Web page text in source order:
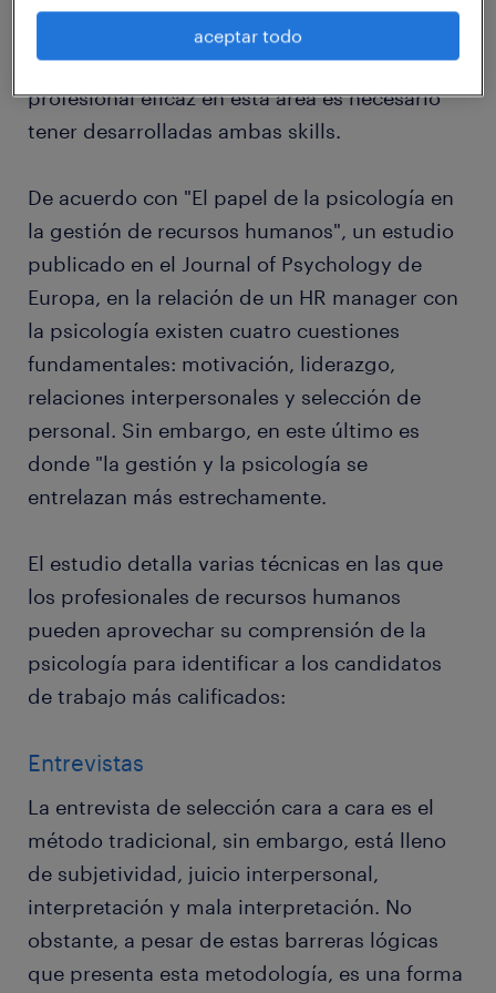
habilidades involucradas: administración y
psicología, por lo tanto, para ser un
profesional eficaz en esta área es necesario
tener desarrolladas ambas skills.
De acuerdo con "El papel de la psicología en
la gestión de recursos humanos", un estudio
publicado en el Journal of Psychology de
Europa, en la relación de un HR manager con
la psicología existen cuatro cuestiones
fundamentales: motivación, liderazgo,
relaciones interpersonales y selección de
personal. Sin embargo, en este último es
donde "la gestión y la psicología se
entrelazan más estrechamente.
El estudio detalla varias técnicas en las que
los profesionales de recursos humanos
pueden aprovechar su comprensión de la
psicología para identificar a los candidatos
de trabajo más calificados:
Entrevistas
La entrevista de selección cara a cara es el
método tradicional, sin embargo, está lleno
de subjetividad, juicio interpersonal,
interpretación y mala interpretación. No
obstante, a pesar de estas barreras lógicas
que presenta esta metodología, es una forma
aceptar todo